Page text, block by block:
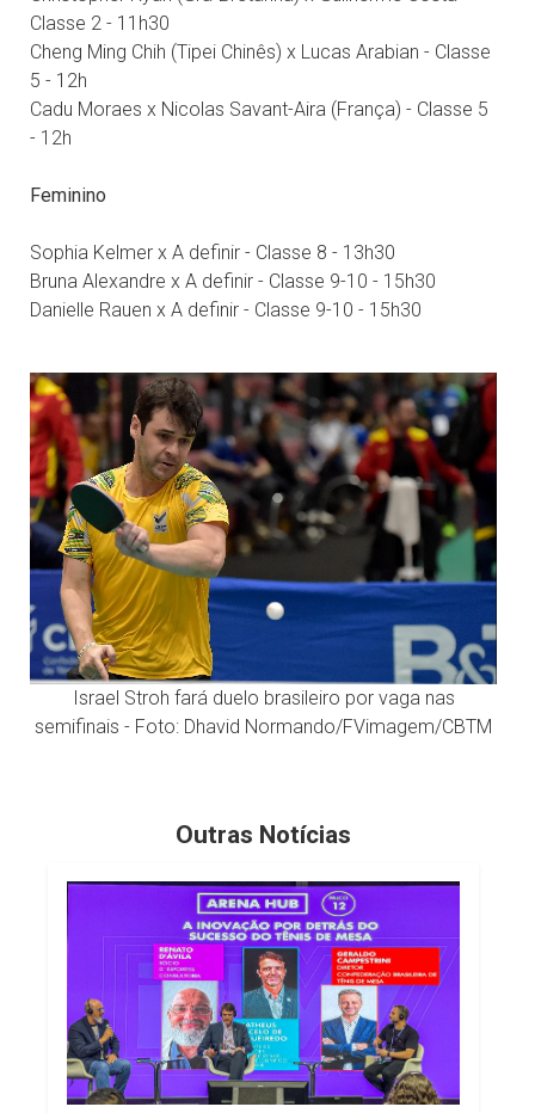
Classe 2 - 11h30
Cheng Ming Chih (Tipei Chinês) x Lucas Arabian - Classe
5 - 12h
Cadu Moraes x Nicolas Savant-Aira (França) - Classe 5
- 12h
Feminino
Sophia Kelmer x A definir - Classe 8 - 13h30
Bruna Alexandre x A definir - Classe 9-10 - 15h30
Danielle Rauen x A definir - Classe 9-10 - 15h30
Israel Stroh fará duelo brasileiro por vaga nas
semifinais - Foto: Dhavid Normando/FVimagem/CBTM
Outras Notícias